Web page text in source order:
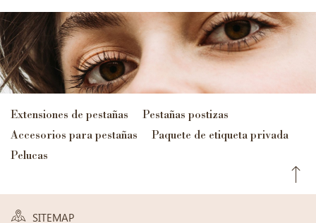
Extensiones de pestañas
Pestañas postizas
Accesorios para pestañas
Paquete de etiqueta privada
Pelucas
SITEMAP